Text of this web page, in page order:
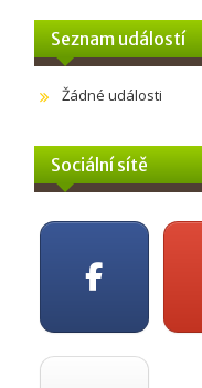
Seznam událostí
Žádné události
Sociální sítě